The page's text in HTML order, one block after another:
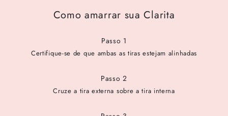
Como amarrar sua Clarita
Passo 1
Certifique-se de que ambas as tiras estejam alinhadas
Passo 2
Cruze a tira externa sobre a tira interna